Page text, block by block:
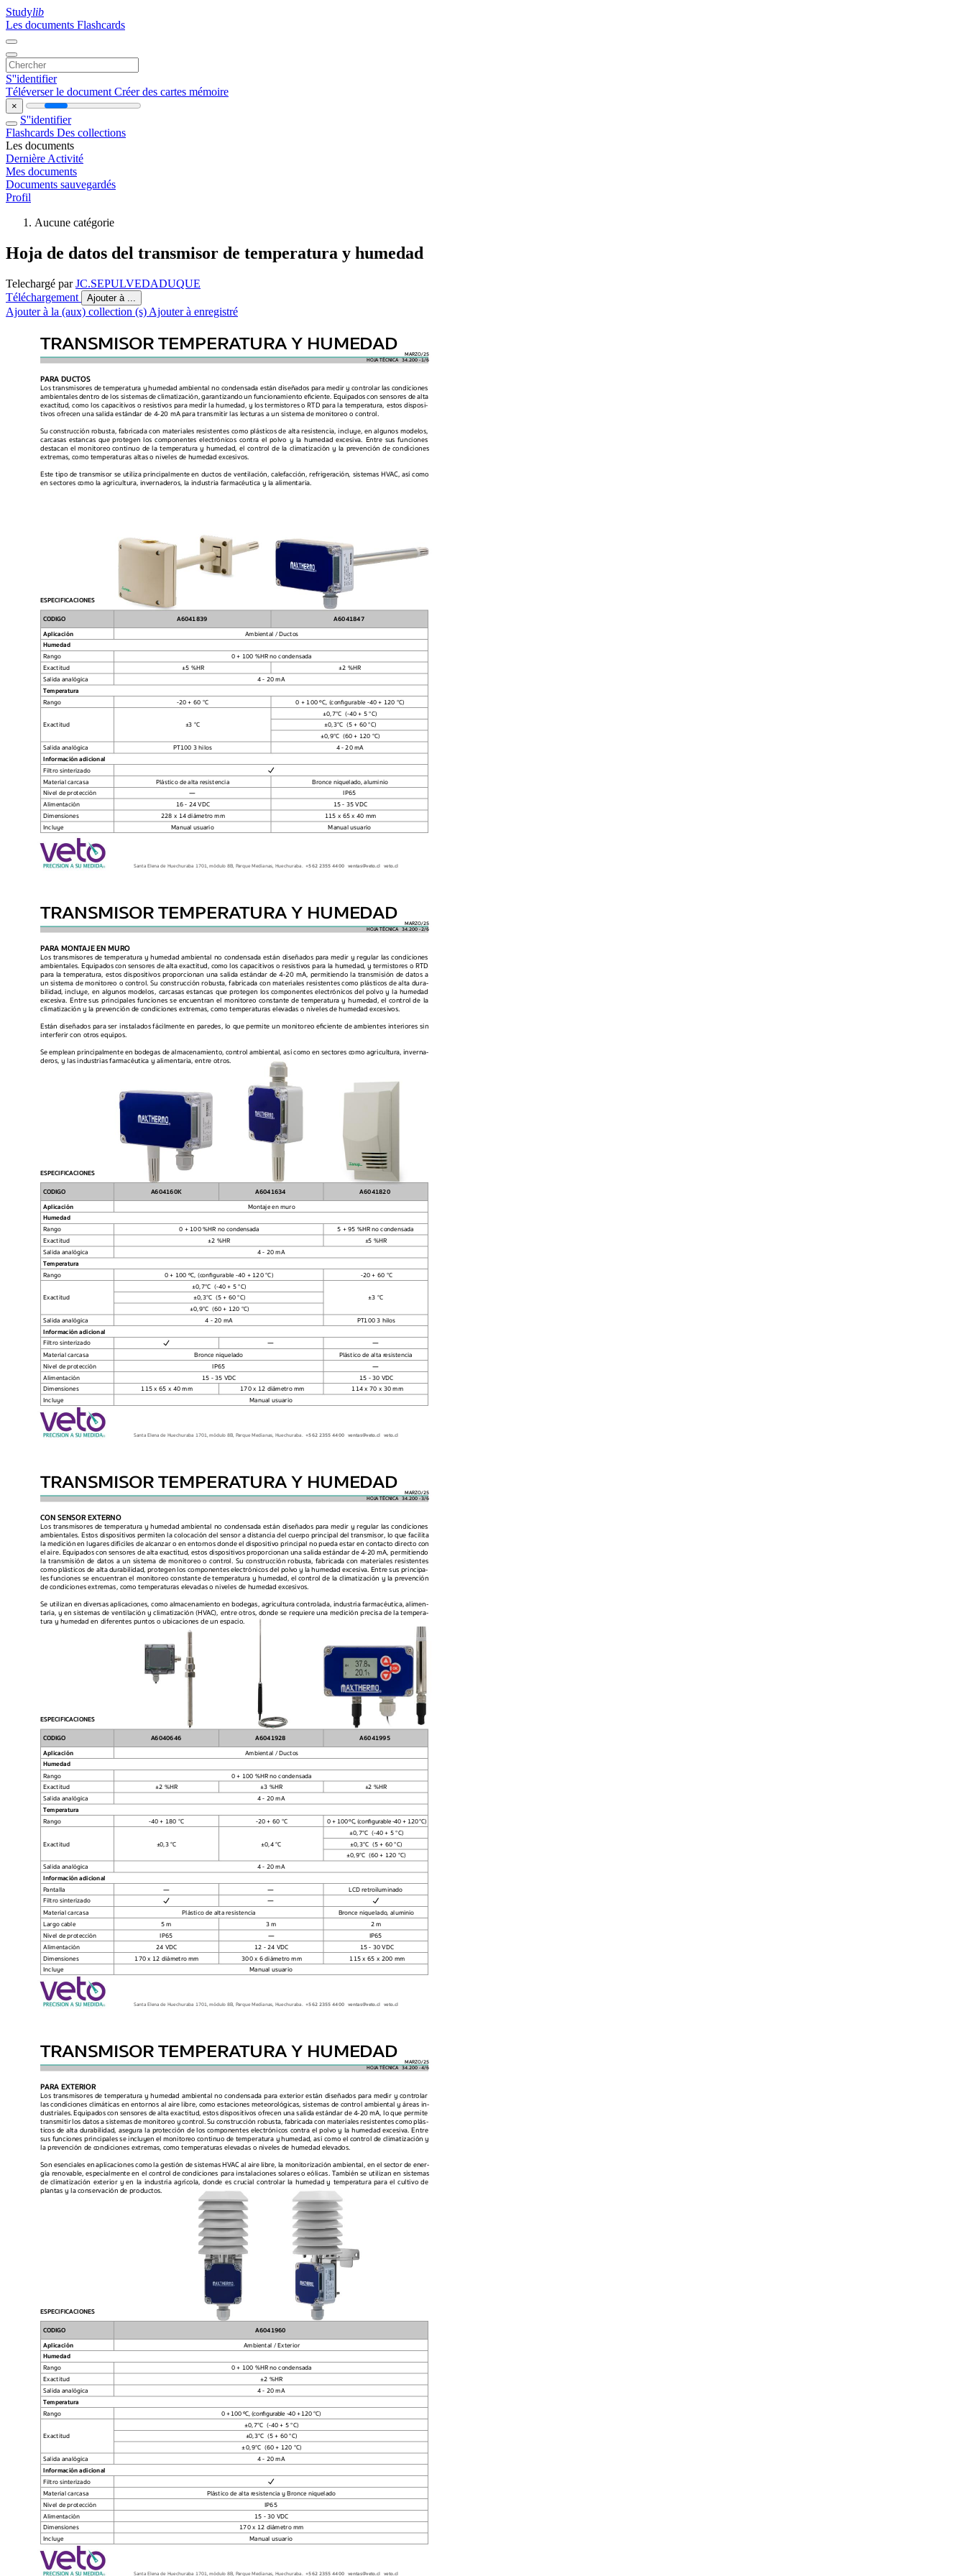
Studylib
Les documents Flashcards
S''identifier
Téléverser le document Créer des cartes mémoire
×
S''identifier
Flashcards Des collections
Les documents
Dernière Activité
Mes documents
Documents sauvegardés
Profil
Aucune catégorie
Hoja de datos del transmisor de temperatura y humedad
Telechargé parJC.SEPULVEDADUQUE
Téléchargement
Ajouter à ...
Ajouter à la (aux) collection (s) Ajouter à enregistré
34.200 -   /6
MARZO/25
HOJA TÉCNICA
TRANSMISOR TEMPERATURA Y HUMEDAD
PARA DUCTOS
Los transmisores de temperatura y humedad ambiental no condensada están diseñados para medir y controlar las condiciones
ambientales dentro de los sistemas de climatización, garantizando un funcionamiento eciente. Equipados con sensores de alta
exactitud, como los capacitivos o resistivos para medir la humedad, y los termistores o RTD para la temperatura, estos disposi-
tivos ofrecen una salida estándar de 4-20 mA para transmitir las lecturas a un sistema de monitoreo o control.
Su construcción robusta, fabricada con materiales resistentes como plásticos de alta resistencia, incluye, en algunos modelos,
carcasas estancas que protegen los componentes electrónicos contra el polvo y la humedad excesiva. Entre sus funciones
destacan el monitoreo continuo de la temperatura y humedad, el control de la climatización y la prevención de condiciones
extremas, como temperaturas altas o niveles de humedad excesivos.
Este tipo de transmisor se utiliza principalmente en ductos de ventilación, calefacción, refrigeración, sistemas HVAC, así como
en sectores como la agricultura, invernaderos, la industria farmacéutica y la alimentaria.
CODIGO A6041839
A6041847
Aplicación
Ambiental / Ductos
Humedad
Rango 0 + 100 %HR no condensada
Exactitud ±5 %HR ±2 %HR
Salida analógica
4 - 20 mA
Temperatura
Rango -20 + 60 °C 0 + 100 ºC, (congurable -40 + 120 °C)
Exactitud ±3 °C
±0,7°C  (-40 + 5 °C)
±0,3°C  (5 + 60 °C)
±0,9°C  (60 + 120 °C)
Salida analógica
PT100 3 hilos 4 - 20 mA
Información adicional
Filtro sinterizado
Material carcasa
Plástico de alta resistencia
Bronce niquelado, aluminio
Nivel de protección — IP65
Alimentación 16 - 24 VDC
15 - 35 VDC
Dimensiones
228 x 14 diámetro mm
115 x 65 x 40 mm
Incluye
Manual usuario Manual usuario
1
ESPECIFICACIONES
Santa Elena de Huechuraba 1701, módulo 8B, Parque Medianas, Huechuraba. +562 2355 4400   ventas@veto.cl   veto.cl
34.200 -   /6
MARZO/25
HOJA TÉCNICA
TRANSMISOR TEMPERATURA Y HUMEDAD
PARA MONTAJE EN MURO
Los transmisores de temperatura y humedad ambiental no condensada están diseñados para medir y regular las condiciones
ambientales. Equipados con sensores de alta exactitud, como los capacitivos o resistivos para la humedad, y termistores o RTD
para la temperatura, estos dispositivos proporcionan una salida estándar de 4-20 mA, permitiendo la transmisión de datos a
un sistema de monitoreo o control. Su construcción robusta, fabricada con materiales resistentes como plásticos de alta dura-
bilidad, incluye, en algunos modelos, carcasas estancas que protegen los componentes electrónicos del polvo y la humedad
excesiva. Entre sus principales funciones se encuentran el monitoreo constante de temperatura y humedad, el control de
la
climatización y la prevención de condiciones extremas, como temperaturas elevadas o niveles de humedad excesivos.
Están diseñados para ser instalados fácilmente en paredes, lo que permite un monitoreo eciente de ambientes interiores sin
interferir con otros equipos.
Se emplean principalmente en bodegas de almacenamiento, control ambiental, así como en sectores como agricultura, inverna-
deros, y las industrias farmacéutica y alimentaria, entre otros.
CODIGO
A604160K A6041634 A6041820
Aplicación
Montaje en muro
Humedad
Rango 0 + 100 %HR no condensada 5 + 95 %HR no condensada
Exactitud ±2 %HR ±5 %HR
Salida analógica
4 - 20 mA
Temperatura
Rango 0 + 100 ºC, (congurable -40 + 120 °C) -20 + 60 °C
Exactitud
±0,7°C  (-40 + 5 °C)
±3 °C
±0,3°C  (5 + 60 °C)
±0,9°C  (60 + 120 °C)
Salida analógica
4 - 20 mA PT100 3 hilos
Información adicional
Filtro sinterizado — —
Material carcasa Bronce niquelado Plástico de alta resistencia
Nivel de protección IP65 —
Alimentación 15 - 35 VDC
15 - 30 VDC
Dimensiones
115 x 65 x 40 mm 170 x 12 diámetro mm
114 x 70 x 30 mm
Incluye
Manual usuario
2
ESPECIFICACIONES
Santa Elena de Huechuraba 1701, módulo 8B, Parque Medianas, Huechuraba. +562 2355 4400   ventas@veto.cl   veto.cl
34.200 -   /6
MARZO/25
HOJA TÉCNICA
TRANSMISOR TEMPERATURA Y HUMEDAD
CON SENSOR EXTERNO
Los transmisores de temperatura y humedad ambiental no condensada están diseñados para medir y regular las condiciones
ambientales. Estos dispositivos permiten la colocación del sensor a distancia del cuerpo principal del transmisor, lo que facilita
la medición en lugares difíciles de alcanzar o en entornos donde el dispositivo principal no pueda estar en contacto directo con
el aire. Equipados con sensores de alta exactitud, estos dispositivos proporcionan una salida estándar de 4-20 mA, permitiendo
la transmisión de datos a un sistema de monitoreo o control. Su construcción robusta, fabricada con materiales resistentes
como plásticos de alta durabilidad, protegen los componentes electrónicos del polvo y la humedad excesiva. Entre sus principa-
les funciones se encuentran el monitoreo constante de temperatura y humedad, el control de la climatización y la prevención
de condiciones extremas, como temperaturas elevadas o niveles de humedad excesivos.
Se utilizan en diversas aplicaciones, como almacenamiento en bodegas, agricultura controlada, industria farmacéutica, alimen-
taria, y en sistemas de ventilación y climatización (HVAC), entre otros, donde se requiere una medición precisa de la tempera-
tura y humedad en diferentes puntos o ubicaciones de un espacio.
CODIGO
A6040646 A6041928 A6041995
Aplicación
Ambiental / Ductos
Humedad
Rango 0 + 100 %HR no condensada
Exactitud ±2 %HR ±3 %HR ±2 %HR
Salida analógica
4 - 20 mA
Temperatura
Rango -40 + 180 °C -20 + 60 °C 0 + 100 ºC, (congurable -40 + 120 °C)
Exactitud ±0,3 °C ±0,4 °C
±0,7°C  (-40 + 5 °C)
±0,3°C  (5 + 60 °C)
±0,9°C  (60 + 120 °C)
Salida analógica
4 - 20 mA
Información adicional
Pantalla — — LCD retroiluminado
Filtro sinterizado
—
Material carcasa Plástico de alta resistencia Bronce niquelado, aluminio
Largo cable 5 m 3 m
2 m
Nivel de protección IP65 — IP65
Alimentación 24 VDC 12 - 24 VDC
15 - 30 VDC
Dimensiones
170 x 12 diámetro mm 300 x 6 diámetro mm
115 x 65 x 200 mm
Incluye
Manual usuario
3
ESPECIFICACIONES
Santa Elena de Huechuraba 1701, módulo 8B, Parque Medianas, Huechuraba. +562 2355 4400   ventas@veto.cl   veto.cl
34.200 -   /6
MARZO/25
HOJA TÉCNICA
TRANSMISOR TEMPERATURA Y HUMEDAD
PARA EXTERIOR
Los transmisores de temperatura y humedad ambiental no condensada para exterior están diseñados para medir y controlar
las condiciones climáticas en entornos al aire libre, como estaciones meteorológicas, sistemas de control ambiental y áreas in-
dustriales. Equipados con sensores de alta exactitud, estos dispositivos ofrecen una salida estándar de 4-20 mA, lo que permite
transmitir los datos a sistemas de monitoreo y control. Su construcción robusta, fabricada con materiales resistentes como plás-
ticos de alta durabilidad, asegura la protección de los componentes electrónicos contra el polvo y la humedad excesiva. Entre
sus funciones principales se incluyen el monitoreo continuo de temperatura y humedad, así como el control de climatización y
la prevención de condiciones extremas, como temperaturas elevadas o niveles de humedad elevados.
Son esenciales en aplicaciones como la gestión de sistemas HVAC al aire libre, la monitorización ambiental, en el sector de ener-
gía renovable, especialmente en el control de condiciones para instalaciones solares o eólicas. También se utilizan en sistemas
de climatización exterior y en la industria agrícola, donde es crucial controlar la humedad y temperatura para el cultivo de
plantas y la conservación de productos.
CODIGO A6041960
Aplicación
Ambiental / Exterior
Humedad
Rango 0 + 100 %HR no condensada
Exactitud ±2 %HR
Salida analógica
4 - 20 mA
Temperatura
Rango 0 + 100 ºC, (congurable -40 + 120 °C)
Exactitud
±0,7°C  (-40 + 5 °C)
±0,3°C  (5 + 60 °C)
±0,9°C  (60 + 120 °C)
Salida analógica
4 - 20 mA
Información adicional
Filtro sinterizado
Material carcasa Plástico de alta resistencia y Bronce niquelado
Nivel de protección
IP65
Alimentación 15 - 30 VDC
Dimensiones
170 x 12 diámetro mm
Incluye
Manual usuario
4
ESPECIFICACIONES
Santa Elena de Huechuraba 1701, módulo 8B, Parque Medianas, Huechuraba. +562 2355 4400   ventas@veto.cl   veto.cl